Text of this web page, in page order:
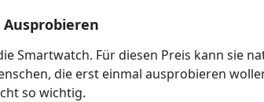
Smartwatch. Für diesen Preis kann sie
die erst einmal ausprobieren
so wichtig.